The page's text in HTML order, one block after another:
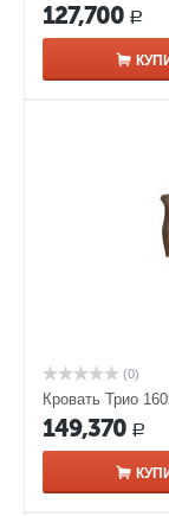
127,700 Р
(0)
Кровать Трио
149,370 Р